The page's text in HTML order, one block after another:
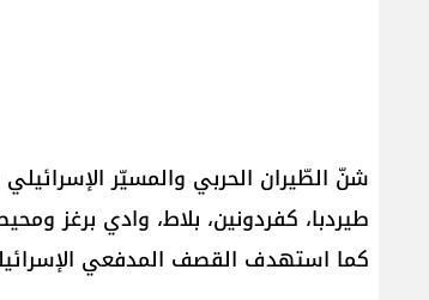
شنّ الطّيران الحربي والمسيّر
طيردبا، كفردونين، بلاط، وادي برغز
كما استهدف القصف المدفعي